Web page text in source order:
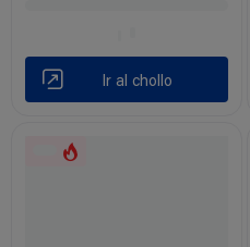
Ir al chollo